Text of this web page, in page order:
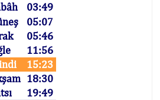
03:49
05:07
05:46
11:56
15:23
18:30
19:49